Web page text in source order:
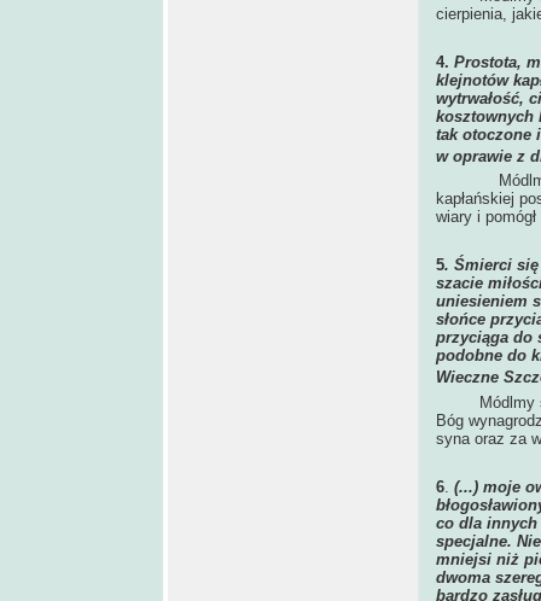
cierpienia,
4. Prostota,
klejnotów
wytrwałość,
kosztownych
tak otoczone
w oprawie z
kapłańskiej
wiary i
5. Śmierci
szacie
uniesieniem
słońce
przyciąga do
podobne do
Wieczne
Módlmy
Bóg
syna oraz za
6 (...) moje
co dla innych
specjalne.
mniejsi niż
dwoma
bardzo